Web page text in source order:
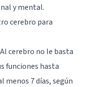
y mental.
cerebro para
cerebro no le basta
funciones hasta
menos 7 días, según